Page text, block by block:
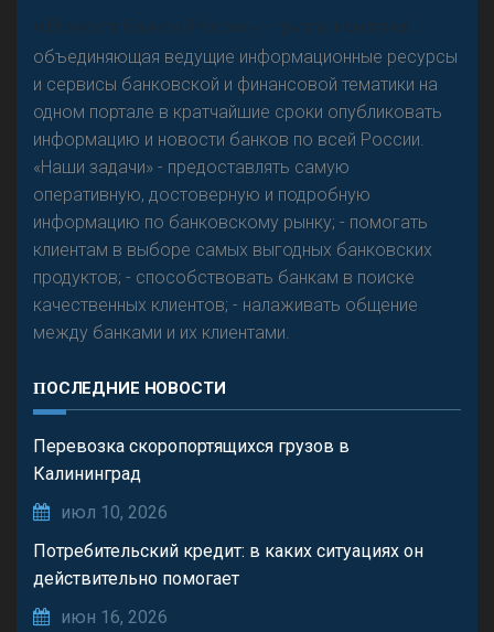
«Н
овости Банков России» – группа компаний,
объединяющая ведущие информационные ресурсы
и сервисы банковской и финансовой тематики на
одном портале в кратчайшие сроки опубликовать
информацию и новости банков по всей России.
«Наши задачи» - предоставлять самую
оперативную, достоверную и подробную
информацию по банковскому рынку; - помогать
клиентам в выборе самых выгодных банковских
продуктов; - способствовать банкам в поиске
качественных клиентов; - налаживать общение
между банками и их клиентами.
ПОСЛЕДНИЕ НОВОСТИ
Перевозка скоропортящихся грузов в
Калининград
июл 10, 2026
Потребительский кредит: в каких ситуациях он
действительно помогает
июн 16, 2026